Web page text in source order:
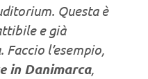
Questa è
e già
l’esempio,
in Danimarca,